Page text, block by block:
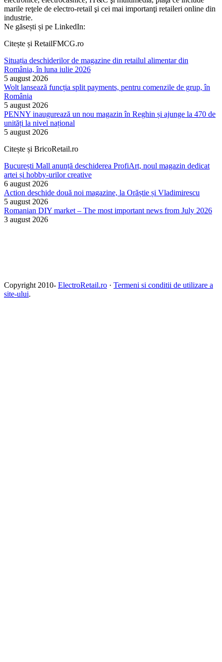
marile reţele de electro-retail şi cei mai importanţi retaileri online din
industrie.
Ne găsești și pe LinkedIn:
Citește și RetailFMCG.ro
Situația deschiderilor de magazine din retailul alimentar din
România, în luna iulie 2026
5 august 2026
Wolt lansează funcția split payments, pentru comenzile de grup, în
România
5 august 2026
PENNY inaugurează un nou magazin în Reghin și ajunge la 470 de
unități la nivel național
5 august 2026
Citește și BricoRetail.ro
București Mall anunță deschiderea ProfiArt, noul magazin dedicat
artei și hobby-urilor creative
6 august 2026
Action deschide două noi magazine, la Orăștie și Vladimirescu
5 august 2026
Romanian DIY market – The most important news from July 2026
3 august 2026
Copyright 2010- ElectroRetail.ro · Termeni si conditii de utilizare a
site-ului.